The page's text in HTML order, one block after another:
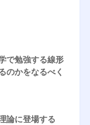
で勉強する線形
のかをなるべく
論に登場する